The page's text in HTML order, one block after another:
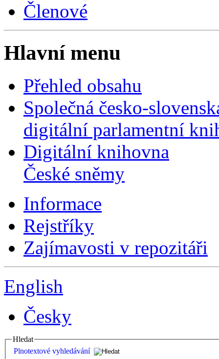
Členové
Hlavní menu
Přehled obsahu
Společná česko-
digitální parlamentní
Digitální knihovna
České sněmy
Informace
Rejstříky
Zajímavosti v repozitáři
English
Česky
Hledat
Plnotextové vyhledávání